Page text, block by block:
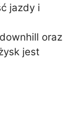
jazdy i
oraz
jest